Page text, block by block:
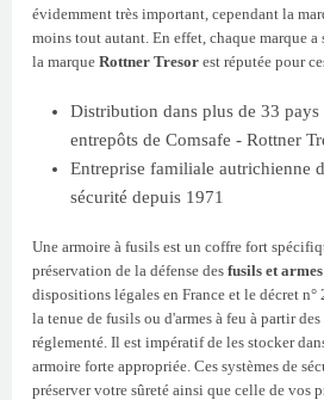
évidemment très important, cependant la
moins tout autant. En effet, chaque marque a
la marque Rottner Tresor est réputée pour
Distribution dans plus de 33 pays
entrepôts de Comsafe - Rottner
Entreprise familiale autrichienne
sécurité depuis 1971
Une armoire à fusils est un coffre fort
préservation de la défense des fusils et
dispositions légales en France et le décret
la tenue de fusils ou d'armes à feu à partir
réglementé. Il est impératif de les stocker
armoire forte appropriée. Ces systèmes de
préserver votre sûreté ainsi que celle de vos